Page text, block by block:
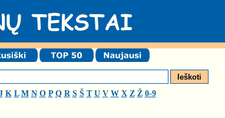
K L M N O P Q R S Š T U V W X Z Ž 0-9